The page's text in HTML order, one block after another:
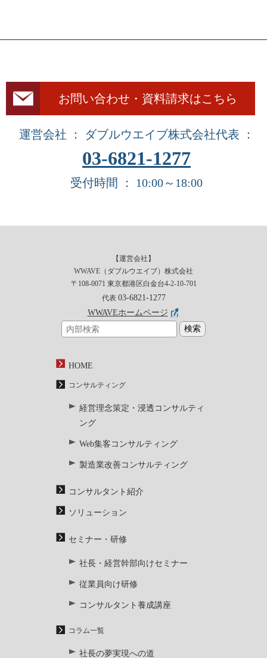
お問い合わせ・資料請求はこちら
運営会社 ： ダブルウエイブ株式会社代表 ：
03-6821-1277
受付時間 ： 10:00～18:00
【運営会社】
WWAVE（ダブルウエイブ）株式会社
〒108-0071 東京都港区白金台4-2-10-701
代表 03-6821-1277
WWAVEホームページ
HOME
コンサルティング
経営理念策定・浸透コンサルティ
ング
Web集客コンサルティング
製造業改善コンサルティング
コンサルタント紹介
ソリューション
セミナー・研修
社長・経営幹部向けセミナー
従業員向け研修
コンサルタント養成講座
コラム一覧
社長の夢実現への道